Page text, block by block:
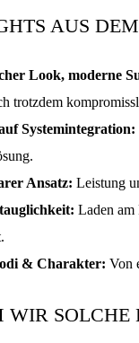
AUS
Look, moderne
trotzdem
Systemintegration:
Ansatz: Leistung
Laden am
& Charakter: Von
WIR SOLCHE